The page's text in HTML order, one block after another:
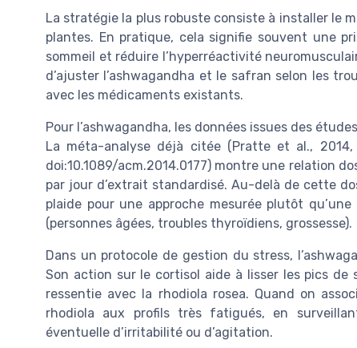
La stratégie la plus robuste consiste à installer le
plantes. En pratique, cela signifie souvent une
sommeil et réduire l’hyperréactivité
d’ajuster l’ashwagandha et le safran selon les
avec les médicaments existants.
Pour l’ashwagandha, les données issues des
La méta-analyse déjà citée (Pratte et al., 2014,
doi:10.1089/acm.2014.0177) montre une relation
par jour d’extrait standardisé. Au-delà de cette
plaide pour une approche mesurée plutôt
(personnes âgées, troubles thyroïdiens, grossesse).
Dans un protocole de gestion du stress,
Son action sur le cortisol aide à lisser les pics
ressentie avec la rhodiola rosea. Quand on
rhodiola aux profils très fatigués, en
éventuelle d’irritabilité ou d’agitation.